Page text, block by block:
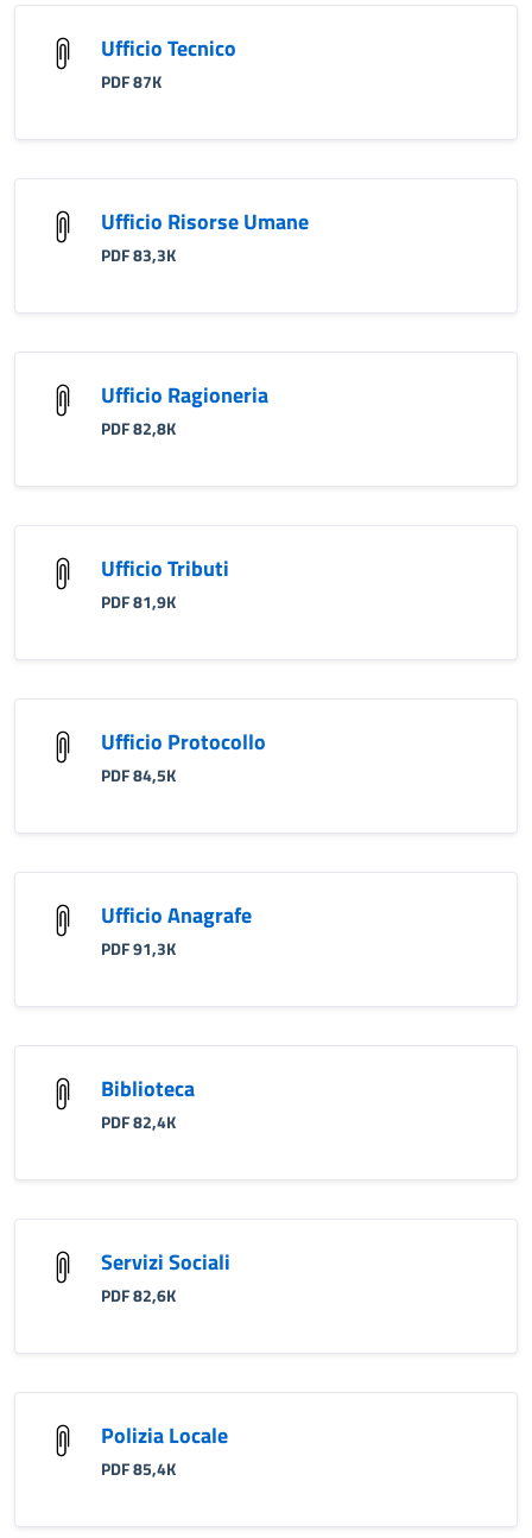
Ufficio Tecnico
PDF 87K
Ufficio Risorse Umane
PDF 83,3K
Ufficio Ragioneria
PDF 82,8K
Ufficio Tributi
PDF 81,9K
Ufficio Protocollo
PDF 84,5K
Ufficio Anagrafe
PDF 91,3K
Biblioteca
PDF 82,4K
Servizi Sociali
PDF 82,6K
Polizia Locale
PDF 85,4K